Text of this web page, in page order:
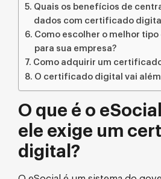
Quais os benefícios de
dados com certificado
Como escolher o melhor
para sua empresa?
Como adquirir um
O certificado digital vai além
O que é o
ele exige um
digital?